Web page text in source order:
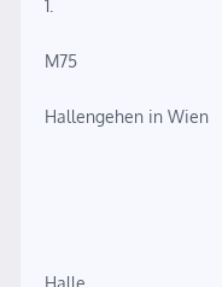
1.
M75
Hallengehen in Wien
Halle